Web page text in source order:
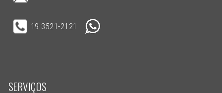
19 3521-2121
SERVIÇOS